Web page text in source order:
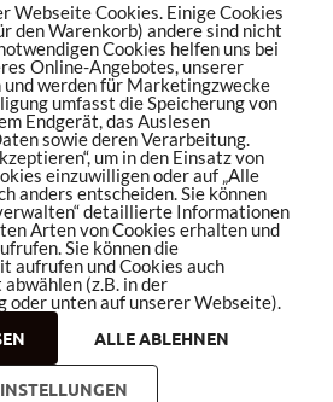
Webseite Cookies. Einige Cookies
den Warenkorb) andere sind nicht
Cookies helfen uns bei
Online-Angebotes, unserer
werden für Marketingzwecke
umfasst die Speicherung von
Endgerät, das Auslesen
sowie deren Verarbeitung.
um in den Einsatz von
einzuwilligen oder auf „Alle
anders entscheiden. Sie können
detaillierte Informationen
Arten von Cookies erhalten und
Sie können die
aufrufen und Cookies auch
(z.B. in der
oder unten auf unserer Webseite).
ALLE ABLEHNEN